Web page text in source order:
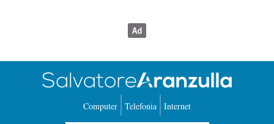
Computer Telefonia Internet